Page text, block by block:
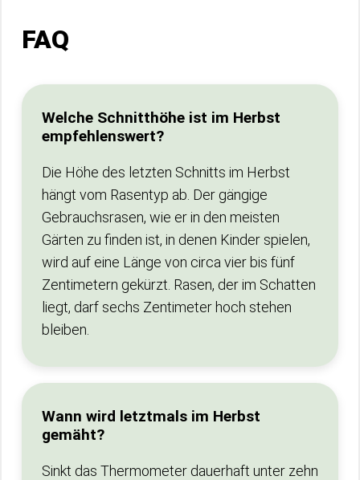
FAQ
Welche Schnitthöhe ist im Herbst
empfehlenswert?
Die Höhe des letzten Schnitts im Herbst
hängt vom Rasentyp ab. Der gängige
Gebrauchsrasen, wie er in den meisten
Gärten zu finden ist, in denen Kinder spielen,
wird auf eine Länge von circa vier bis fünf
Zentimetern gekürzt. Rasen, der im Schatten
liegt, darf sechs Zentimeter hoch stehen
bleiben.
Wann wird letztmals im Herbst
gemäht?
Sinkt das Thermometer dauerhaft unter zehn